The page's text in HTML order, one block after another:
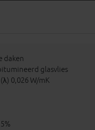
daken
glasvlies
0,026 W/mK